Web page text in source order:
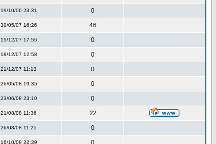
19/10/06 23:31 0
30/05/07 16:26 46
15/12/07 17:55 0
18/12/07 12:58 0
21/12/07 11:13 0
26/05/08 19:35 0
23/06/08 23:10 0
21/08/08 11:36 22
26/08/08 11:25 0
16/10/08 22:39 0